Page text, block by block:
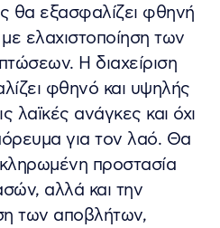
θα εξασφαλίζει φθηνή
ελαχιστοποίηση των
Η διαχείριση
φθηνό και υψηλής
λαϊκές ανάγκες και όχι
για τον λαό. Θα
προστασία
αλλά και την
των αποβλήτων,